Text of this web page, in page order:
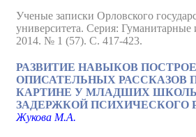
Ученые записки Орловского
университета. Серия: Гуманитарные
2014. № 1 (57). С. 417-423.
РАЗВИТИЕ НАВЫКОВ
ОПИСАТЕЛЬНЫХ РАССКАЗОВ
КАРТИНЕ У МЛАДШИХ
ЗАДЕРЖКОЙ ПСИХИЧЕСКОГО
Жукова М.А.